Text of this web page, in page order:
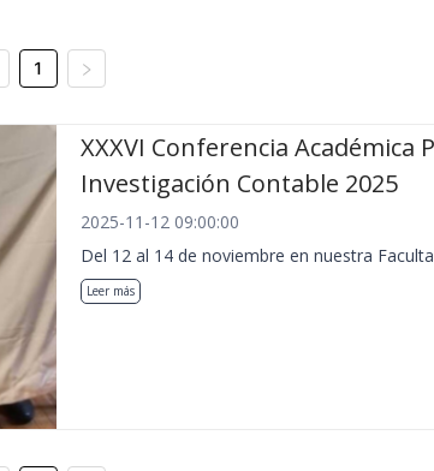
1
XXXVI Conferencia Académica
Investigación Contable 2025
2025-11-12 09:00:00
Del 12 al 14 de noviembre en nuestra
Leer más